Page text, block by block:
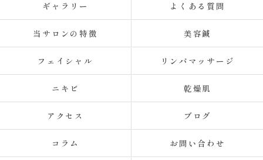
ギャラリー よくある質問
当サロンの特徴 美容鍼
フェイシャル リンパマッサージ
ニキビ 乾燥肌
アクセス ブログ
コラム お問い合わせ